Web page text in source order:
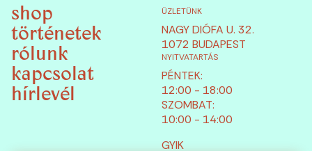
shop
történetek
rólunk
kapcsolat
hírlevél
ÜZLETÜNK
NAGY DIÓFA U. 32.
1072 BUDAPEST
NYITVATARTÁS
PÉNTEK:
12:00 - 18:00
SZOMBAT:
10:00 - 14:00
GYIK